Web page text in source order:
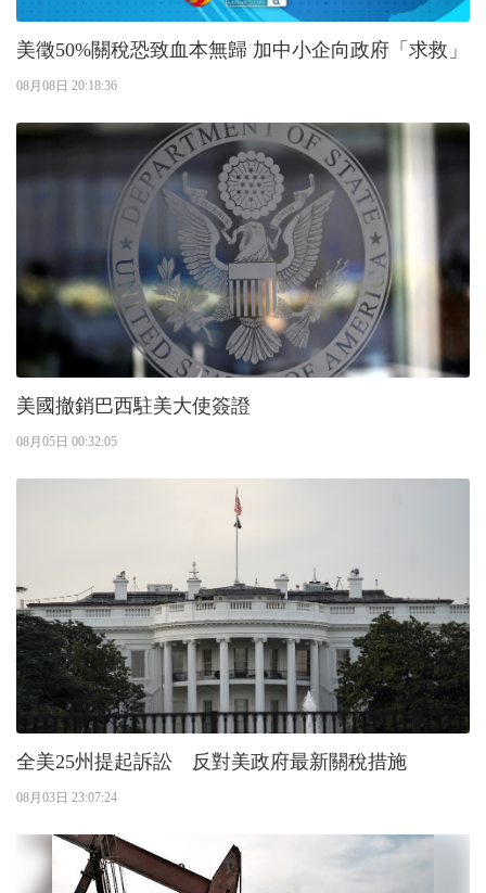
美徵50%關稅恐致血本無歸 加中小企向政府「求救」
08月08日 20:18:36
美國撤銷巴西駐美大使簽證
08月05日 00:32:05
全美25州提起訴訟 反對美政府最新關稅措施
08月03日 23:07:24